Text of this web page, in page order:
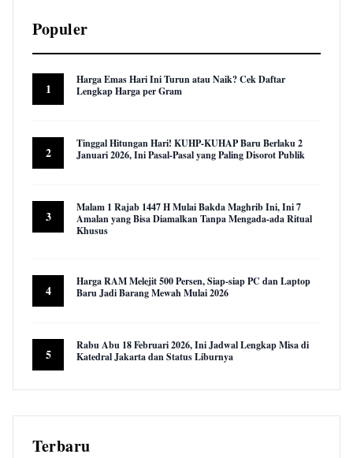
Populer
1
Harga Emas Hari Ini Turun atau Naik? Cek Daftar
Lengkap Harga per Gram
2
Tinggal Hitungan Hari! KUHP-KUHAP Baru Berlaku 2
Januari 2026, Ini Pasal-Pasal yang Paling Disorot Publik
3
Malam 1 Rajab 1447 H Mulai Bakda Maghrib Ini, Ini 7
Amalan yang Bisa Diamalkan Tanpa Mengada-ada Ritual
Khusus
4
Harga RAM Melejit 500 Persen, Siap-siap PC dan Laptop
Baru Jadi Barang Mewah Mulai 2026
5
Rabu Abu 18 Februari 2026, Ini Jadwal Lengkap Misa di
Katedral Jakarta dan Status Liburnya
Terbaru